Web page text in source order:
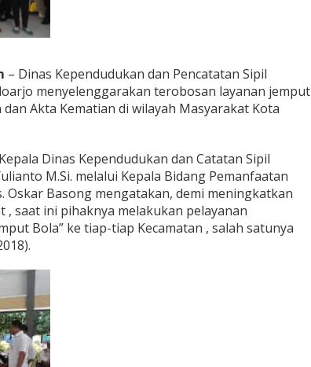
– Dinas Kependudukan dan Pencatatan Sipil
menyelenggarakan terobosan layanan jemput
Akta Kematian di wilayah Masyarakat Kota
Dinas Kependudukan dan Catatan Sipil
M.Si. melalui Kepala Bidang Pemanfaatan
Oskar Basong mengatakan, demi meningkatkan
, saat ini pihaknya melakukan pelayanan
Bola” ke tiap-tiap Kecamatan , salah satunya